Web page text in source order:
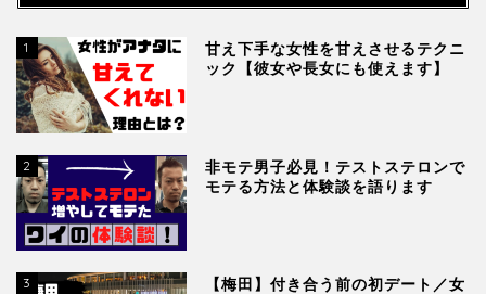
1
甘え下手な女性を甘えさせるテクニ
ック【彼女や長女にも使えます】
2
非モテ男子必見！テストステロンで
モテる方法と体験談を語ります
3
【梅田】付き合う前の初デート／女